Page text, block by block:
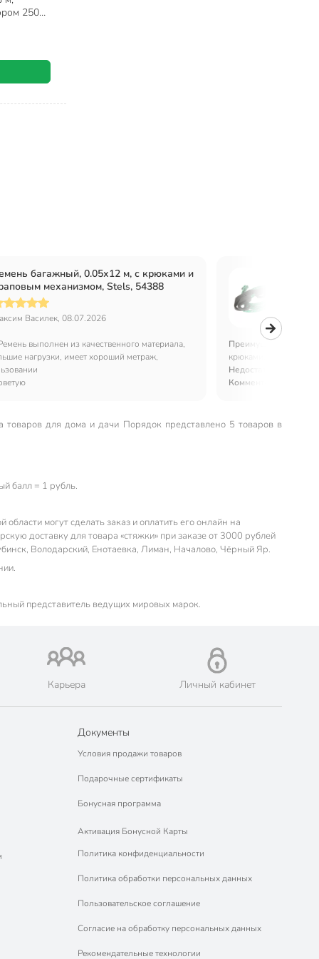
250
багажный, 0.05х12 м, с крюками и
механизмом, Stels, 54388
Василек, 08.07.2026
выполнен из качественного материала,
нагрузки, имеет хороший метраж,
Преимущества:
крюками, Nova
Недостатки:
Комментарий:
для дома и дачи Порядок представлено 5 товаров в
балл = 1 рубль.
могут сделать заказ и оплатить его онлайн на
доставку для товара «стяжки» при заказе от 3000 рублей
Володарский, Енотаевка, Лиман, Началово, Чёрный Яр.
представитель ведущих мировых марок.
Карьера Личный кабинет
Документы
Условия продажи товаров
Подарочные сертификаты
Бонусная программа
Активация Бонусной Карты
Политика конфиденциальности
Политика обработки персональных данных
Пользовательское соглашение
Согласие на обработку персональных данных
Рекомендательные технологии